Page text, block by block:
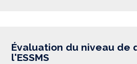
Évaluation du niveau de
l'ESSMS